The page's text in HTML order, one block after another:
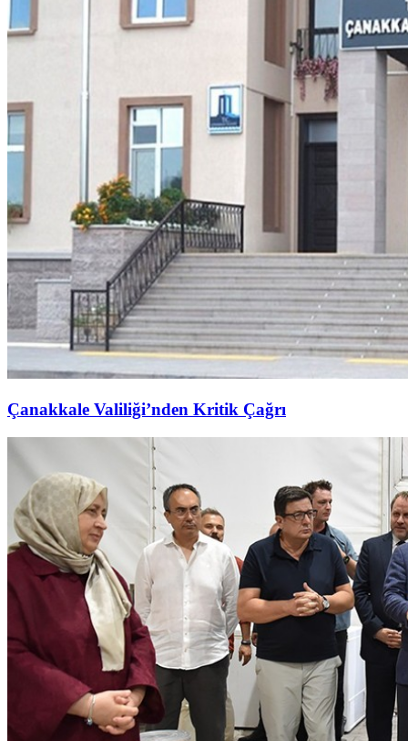
Çanakkale Valiliği’nden Kritik Çağrı